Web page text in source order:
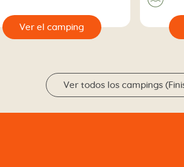
Ver el camping 🔍
Ver todos los campings